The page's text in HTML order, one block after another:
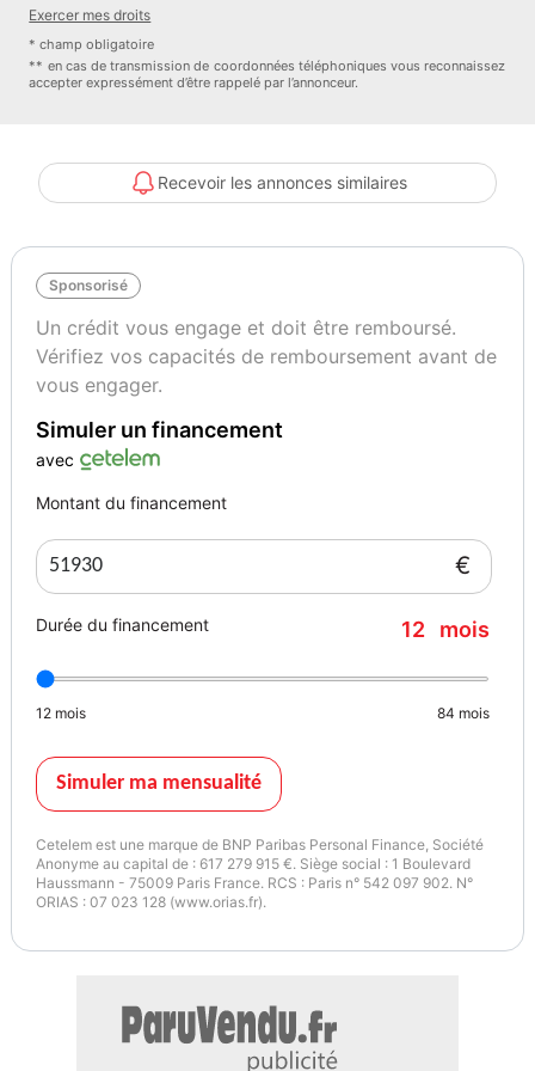
• Carburant : Essence
en 48 heures.
Options et équipements :
• Pack Compétition M avec suspensions adaptatives
• Transmission M DKG Drivelogic
• Système audio Harman Kardon Surround
• Toit en carbone M
• Caméra de recul et radars de stationnement avant/arrière
• Sièges sport chauffants à réglages électriques avec mémoire
• Volant M chauffant multifonction
• Jantes alliage M 20 pouces
• Étriers de freins M peints
• Éclairage ambiant configurable
Exercer mes droits
* champ obligatoire
** en cas de transmission de coordonnées téléphoniques vous reconnaissez
accepter expressément d’être rappelé par l’annonceur.
Recevoir les annonces similaires
Sponsorisé
Un crédit vous engage et doit être remboursé.
Vérifiez vos capacités de remboursement avant de
vous engager.
Simuler un financement
avec
Montant du financement
€
Durée du financement 12 mois
12 mois 84 mois
Simuler ma mensualité
Cetelem est une marque de BNP Paribas Personal Finance, Société
Anonyme au capital de : 617 279 915 €. Siège social : 1 Boulevard
Haussmann - 75009 Paris France. RCS : Paris n° 542 097 902. N°
ORIAS : 07 023 128 (www.orias.fr).